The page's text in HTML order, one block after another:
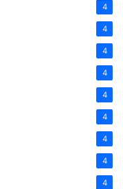
4
4
4
4
4
4
4
4
4